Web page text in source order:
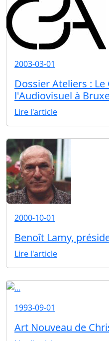
2003-03-01
Dossier Ateliers : Le
l'Audiovisuel à
Lire l'article
2000-10-01
Benoît Lamy,
Lire l'article
1993-09-01
Art Nouveau de